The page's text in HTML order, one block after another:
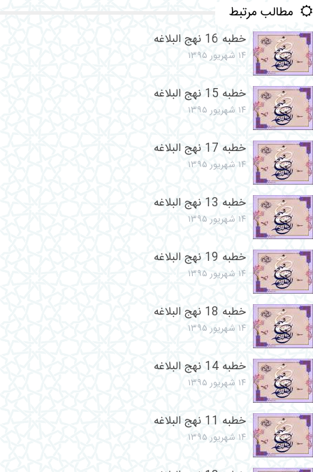
مطالب مرتبط
خطبه 16 نهج البلاغه
۱۴ شهریور ۱۳۹۵
خطبه 15 نهج البلاغه
۱۴ شهریور ۱۳۹۵
خطبه 17 نهج البلاغه
۱۴ شهریور ۱۳۹۵
خطبه 13 نهج البلاغه
۱۴ شهریور ۱۳۹۵
خطبه 19 نهج البلاغه
۱۴ شهریور ۱۳۹۵
خطبه 18 نهج البلاغه
۱۴ شهریور ۱۳۹۵
خطبه 14 نهج البلاغه
۱۴ شهریور ۱۳۹۵
خطبه 11 نهج البلاغه
۱۴ شهریور ۱۳۹۵